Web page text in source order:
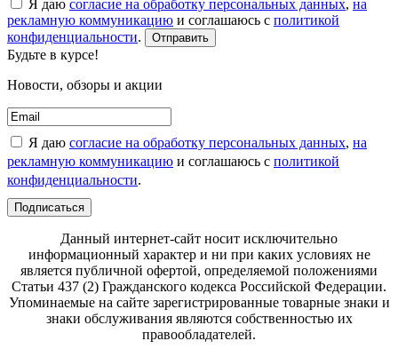
Я даю согласие на обработку персональных данных, на
рекламную коммуникацию и соглашаюсь с политикой
конфиденциальности. Отправить
Будьте в курсе!
Новости, обзоры и акции
Я даю согласие на обработку персональных данных, на
рекламную коммуникацию и соглашаюсь с политикой
конфиденциальности.
Подписаться
Данный интернет-сайт носит исключительно
информационный характер и ни при каких условиях не
является публичной офертой, определяемой положениями
Статьи 437 (2) Гражданского кодекса Российской Федерации.
Упоминаемые на сайте зарегистрированные товарные знаки и
знаки обслуживания являются собственностью их
правообладателей.